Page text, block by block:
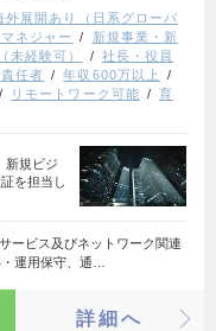
外展開あり（日系グローバ
ネジャー
新規事業・新
未経験可）
社長・役員
任者
年収600万以上
リモートワーク可能
育
新規ビジ
を担当し
ービス及びネットワーク関連
運用保守、通…
詳細へ